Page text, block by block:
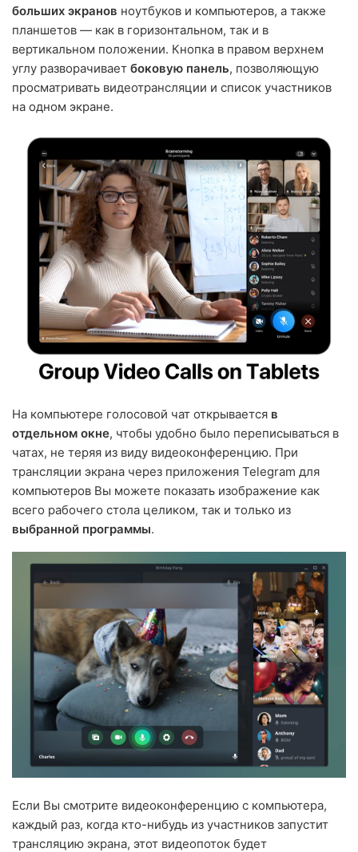
больших экранов ноутбуков и компьютеров, а также
планшетов — как в горизонтальном, так и в
вертикальном положении. Кнопка в правом верхнем
углу разворачивает боковую панель, позволяющую
просматривать видеотрансляции и список участников
на одном экране.
На компьютере голосовой чат открывается в
отдельном окне, чтобы удобно было переписываться в
чатах, не теряя из виду видеоконференцию. При
трансляции экрана через приложения Telegram для
компьютеров Вы можете показать изображение как
всего рабочего стола целиком, так и только из
выбранной программы.
Если Вы смотрите видеоконференцию с компьютера,
каждый раз, когда кто-нибудь из участников запустит
трансляцию экрана, этот видеопоток будет